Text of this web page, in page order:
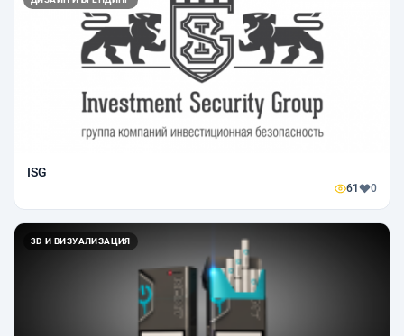
ISG
61 0
3D И ВИЗУАЛИЗАЦИЯ